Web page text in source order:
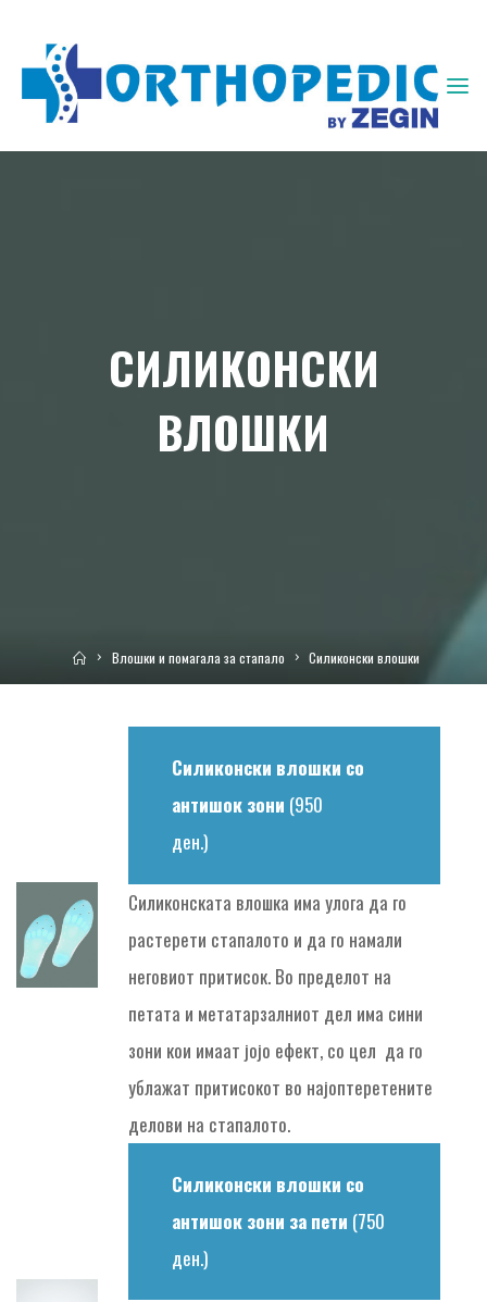
ЗЕГИН
СИЛИКОНСКИ
ВЛОШКИ
HomeВлошки и помагала за стапало Силиконски влошки
Силиконски влошки со
антишок зони (950
ден.)
Силиконската влошка има улога да го
растерети стапалото и да го намали
неговиот притисок. Во пределот на
петата и метатарзалниот дел има сини
зони кои имаат јојо ефект, со цел да го
ублажат притисокот во најоптеретените
делови на стапалото.
Силиконски влошки со
антишок зони за пети (750
ден.)